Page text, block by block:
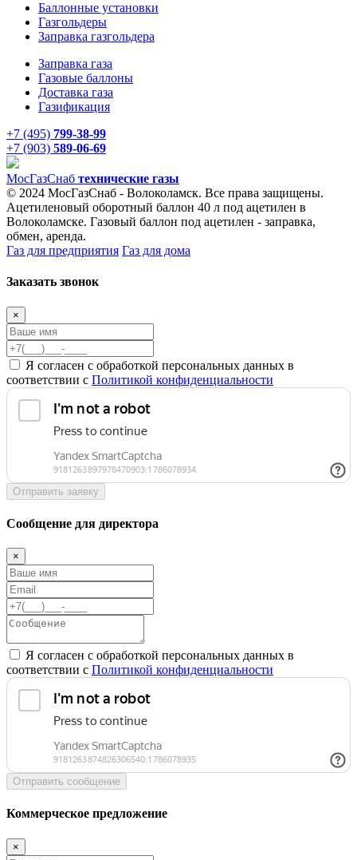
Баллонные установки
Газгольдеры
Заправка газгольдера
Заправка газа
Газовые баллоны
Доставка газа
Газификация
+7 (495) 799-38-99
+7 (903) 589-06-69
МосГазСнаб технические газы
© 2024 МосГазСнаб - Волоколамск. Все права защищены.
Ацетиленовый оборотный баллон 40 л под ацетилен в
Волоколамске. Газовый баллон под ацетилен - заправка,
обмен, аренда.
Газ для предприятия Газ для дома
Заказать звонок
×
Я согласен с обработкой персональных данных в
соответствии с Политикой конфиденциальности
Отправить заявку
Сообщение для директора
×
Я согласен с обработкой персональных данных в
соответствии с Политикой конфиденциальности
Отправить сообщение
Коммерческое предложение
×